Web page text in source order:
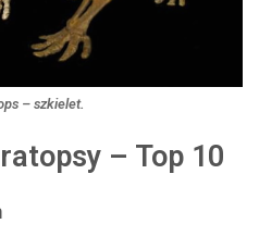
– szkielet.
– Top 10